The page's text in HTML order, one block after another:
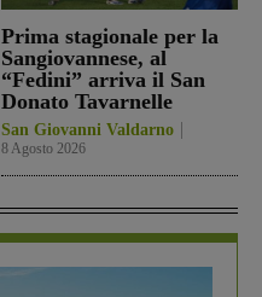
Prima stagionale per la
Sangiovannese, al
“Fedini” arriva il San
Donato Tavarnelle
San Giovanni Valdarno
8 Agosto 2026